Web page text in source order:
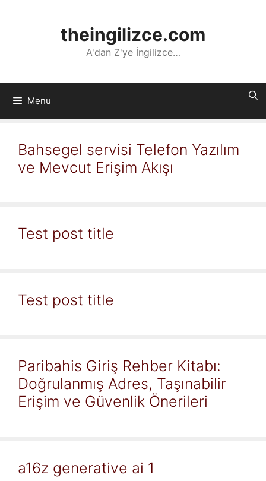
theingilizce.com
A'dan Z'ye İngilizce…
Menu
Bahsegel servisi Telefon Yazılım
ve Mevcut Erişim Akışı
Test post title
Test post title
Paribahis Giriş Rehber Kitabı:
Doğrulanmış Adres, Taşınabilir
Erişim ve Güvenlik Önerileri
a16z generative ai 1